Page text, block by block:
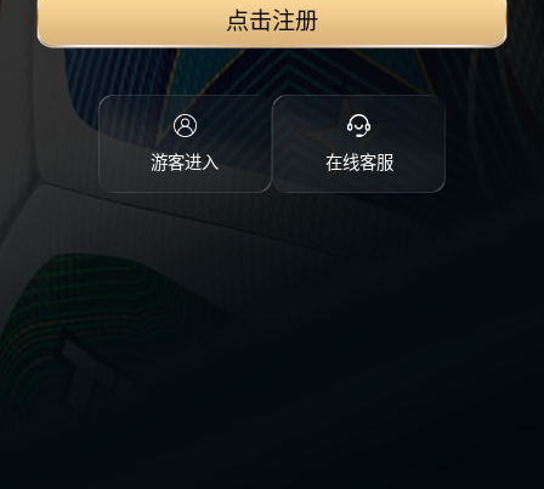
点击注册
游客进入 在线客服